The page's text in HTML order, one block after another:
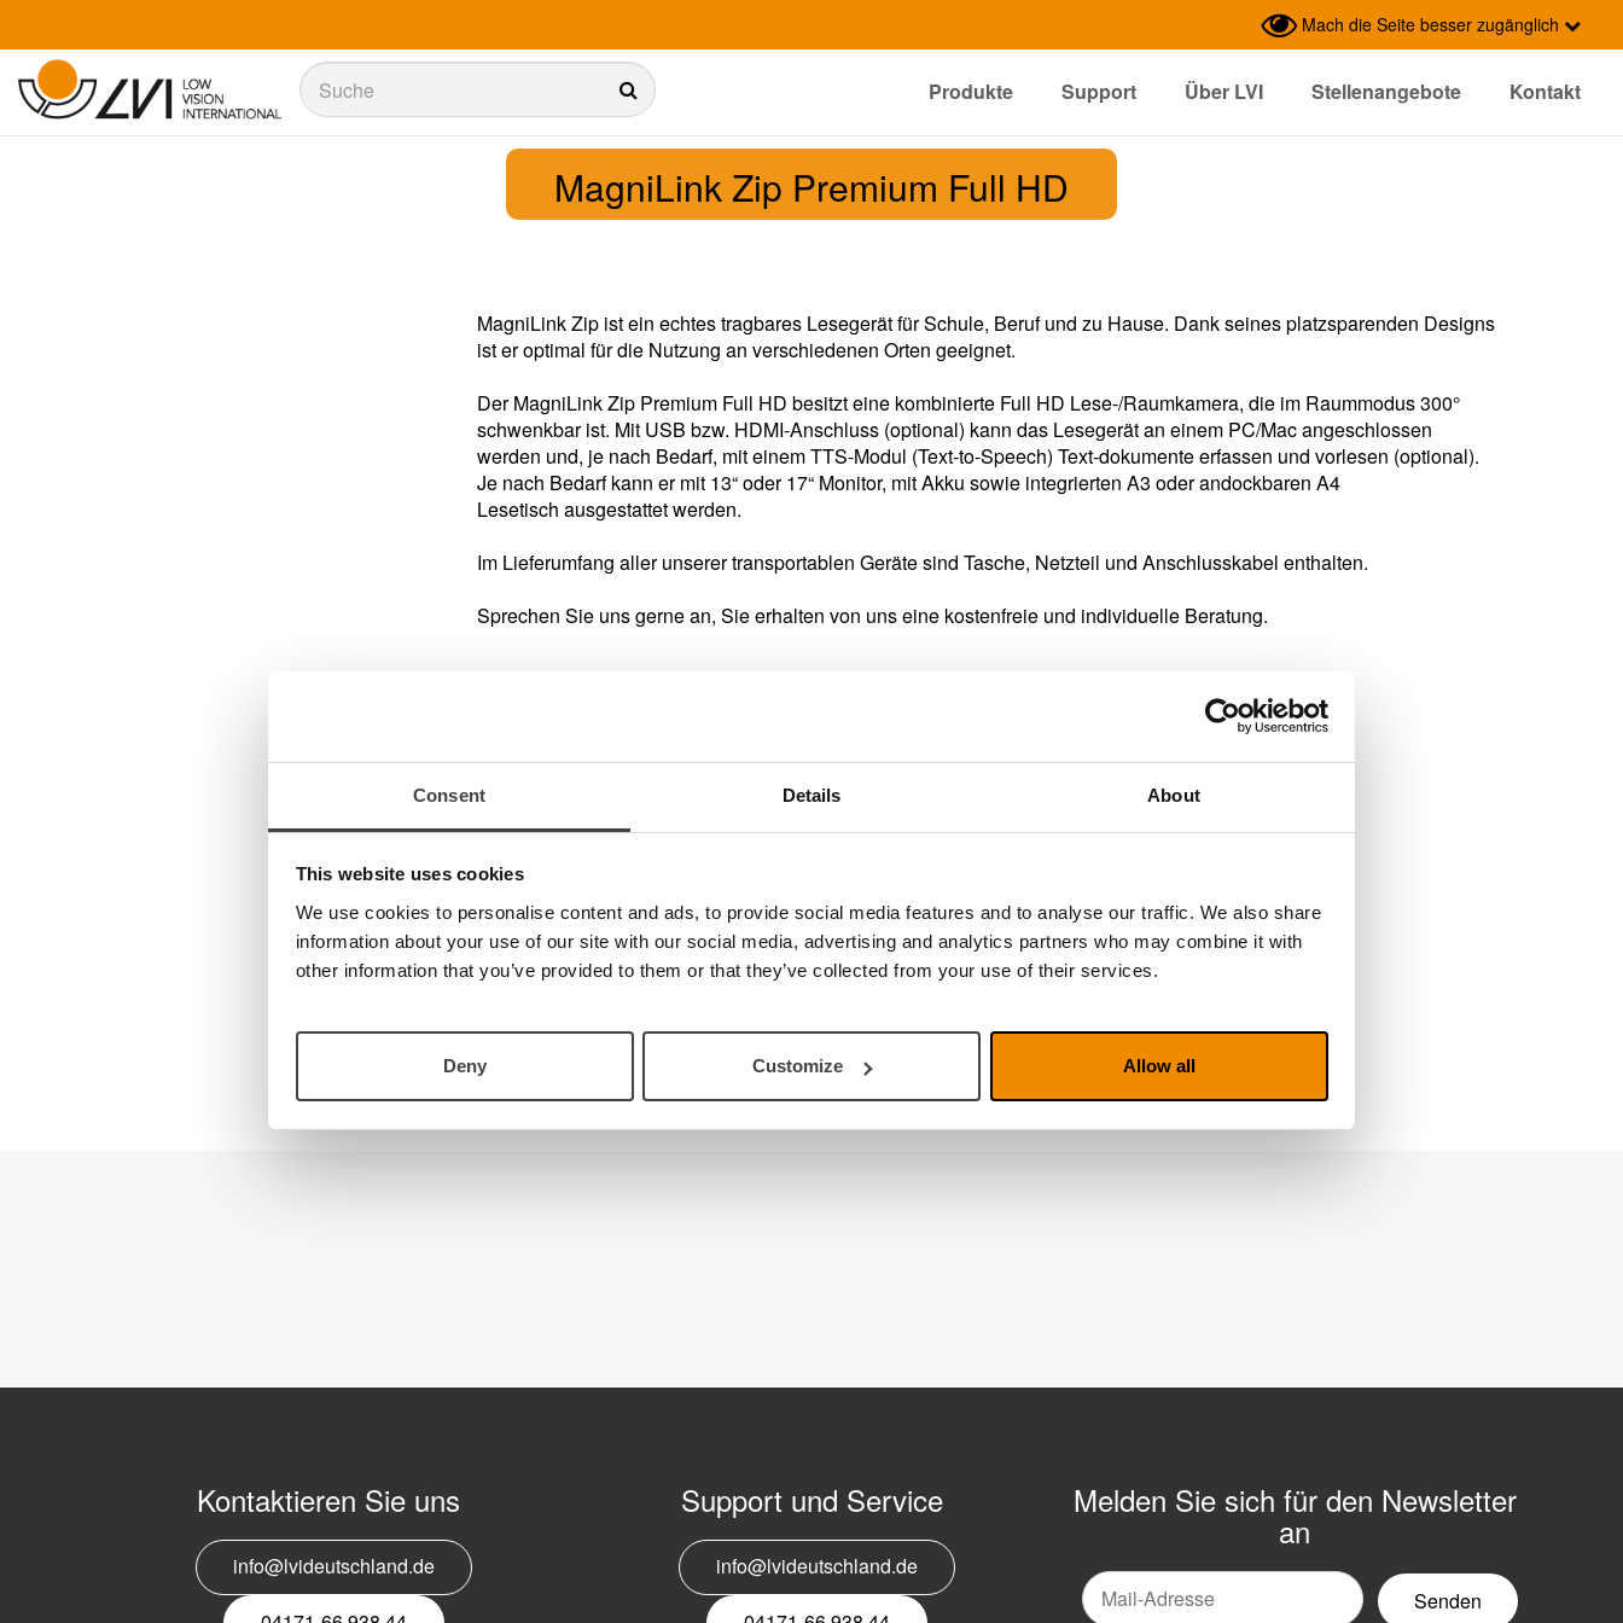
Consent Details About
This website uses cookies
We use cookies to personalise content and ads, to provide social media features and to analyse our traffic. We also share
information about your use of our site with our social media, advertising and analytics partners who may combine it with
other information that you’ve provided to them or that they’ve collected from your use of their services.
Deny Customize Allow all
Mach die Seite besser zugänglich
Suche
Produkte Support Über LVI Stellenangebote
Kontakt
MagniLink Zip Premium Full HD
MagniLink Zip ist ein echtes tragbares Lesegerät für Schule, Beruf und zu Hause. Dank seines platzsparenden Designs
ist er optimal für die Nutzung an verschiedenen Orten geeignet.
Der MagniLink Zip Premium Full HD besitzt eine kombinierte Full HD Lese-/Raumkamera, die im Raummodus 300°
schwenkbar ist. Mit USB bzw. HDMI-Anschluss (optional) kann das Lesegerät an einem PC/Mac angeschlossen
werden und, je nach Bedarf, mit einem TTS-Modul (Text-to-Speech) Text-dokumente erfassen und vorlesen (optional).
Je nach Bedarf kann er mit 13“ oder 17“ Monitor, mit Akku sowie integrierten A3 oder andockbaren A4
Lesetisch ausgestattet werden.
Im Lieferumfang aller unserer transportablen Geräte sind Tasche, Netzteil und Anschlusskabel enthalten.
Sprechen Sie uns gerne an, Sie erhalten von uns eine kostenfreie und individuelle Beratung.
Hier finden Sie mehr Informationen über MagniLink Zip Premium
Kontaktieren Sie uns
info@lvideutschland.de
Support und Service
info@lvideutschland.de
Melden Sie sich für den Newsletter
an
EMail-
Newsletter